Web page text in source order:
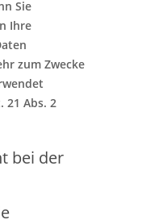
Sie
Ihre
zum Zwecke
21 Abs. 2
bei der